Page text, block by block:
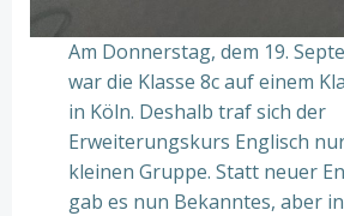
Am Donnerstag, dem 19.
war die Klasse 8c auf einem
in Köln. Deshalb traf sich der
Erweiterungskurs Englisch
kleinen Gruppe. Statt neuer
gab es nun Bekanntes, aber